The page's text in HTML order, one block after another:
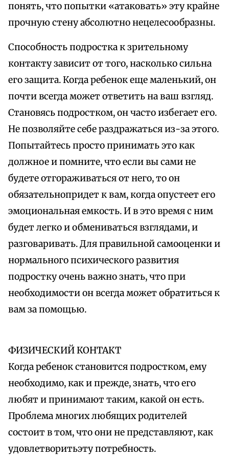
понять, что попытки «атаковать» эту крайне
прочную стену абсолютно нецелесообразны.
Способность подростка к зрительному
контакту зависит от того, насколько сильна
его защита. Когда ребенок еще маленький, он
почти всегда может ответить на ваш взгляд.
Становясь подростком, он часто избегает его.
Не позволяйте себе раздражаться из-за этого.
Попытайтесь просто принимать это как
должное и помните, что если вы сами не
будете отгораживаться от него, то он
обязательнопридет к вам, когда опустеет его
эмоциональная емкость. И в это время с ним
будет легко и обмениваться взглядами, и
разговаривать. Для правильной самооценки и
нормального психического развития
подростку очень важно знать, что при
необходимости он всегда может обратиться к
вам за помощью.
ФИЗИЧЕСКИЙ КОНТАКТ
Когда ребенок становится подростком, ему
необходимо, как и прежде, знать, что его
любят и принимают таким, какой он есть.
Проблема многих любящих родителей
состоит в том, что они не представляют, как
удовлетворитьэту потребность.